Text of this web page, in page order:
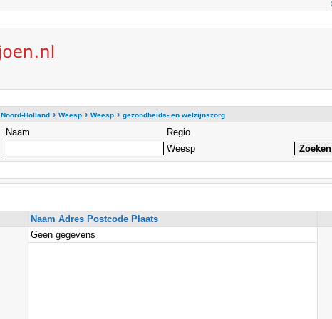
Noord-Holland› Weesp› Weesp› gezondheids- en welzijnszorg
Naam
Regio
Weesp
Naam Adres Postcode Plaats
Geen gegevens